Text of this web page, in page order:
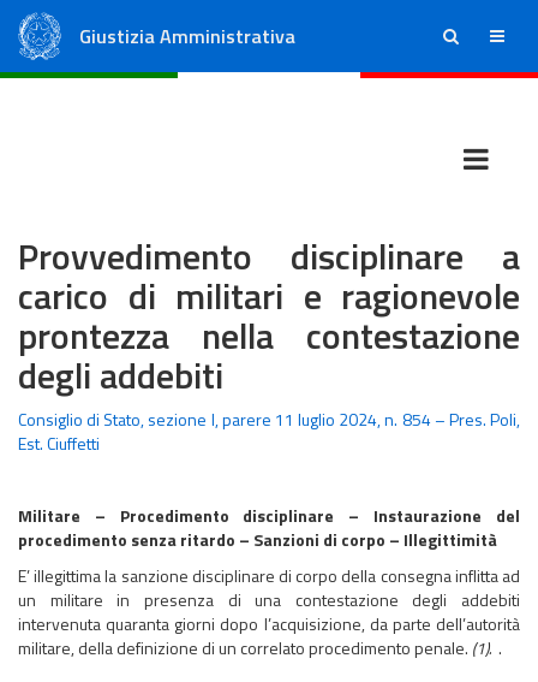
Giustizia Amministrativa ricerca menu
Provvedimento disciplinare a
carico di militari e ragionevole
prontezza nella contestazione
degli addebiti
Consiglio di Stato, sezione I, parere 11 luglio 2024, n. 854 – Pres. Poli,
Est. Ciuffetti
Militare – Procedimento disciplinare – Instaurazione del
procedimento senza ritardo – Sanzioni di corpo – Illegittimità
E’ illegittima la sanzione disciplinare di corpo della consegna inflitta ad
un militare in presenza di una contestazione degli addebiti
intervenuta quaranta giorni dopo l’acquisizione, da parte dell’autorità
militare, della definizione di un correlato procedimento penale. (1). .